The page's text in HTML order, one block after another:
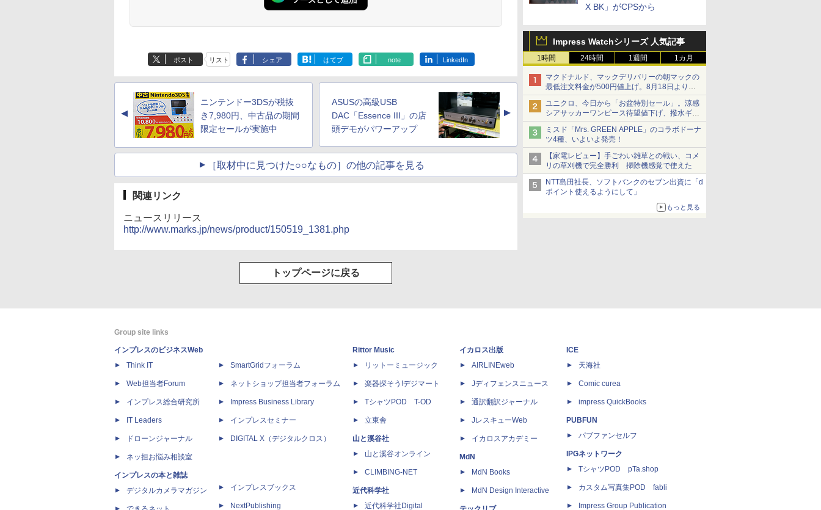
X BK」がCPSから
Impress Watchシリーズ 人気記事
1時間 24時間 1週間 1カ月
マクドナルド、マックデリバリーの朝マックの
最低注文料金が500円値上げ。8月18日より
1,500円から受付
ユニクロ、今日から「お盆特別セール」。涼感
シアサッカーワンピース待望値下げ、撥水ギア
ショーツは1990円に
ミスド「Mrs. GREEN APPLE」のコラボドーナ
ツ4種、いよいよ発売！
【家電レビュー】手ごわい雑草との戦い、コメ
リの草刈機で完全勝利 掃除機感覚で使えた
NTT島田社長、ソフトバンクのセブン出資に「d
ポイント使えるようにして」
もっと見る
ポスト リスト シェア はてブ note LinkedIn
▲
ニンテンドー3DSが税抜
き7,980円、中古品の期間
限定セールが実施中
ASUSの高級USB
DAC「Essence III」の店
頭デモがパワーアップ
▲
［取材中に見つけた○○なもの］の他の記事を見る
関連リンク
ニュースリリース
http://www.marks.jp/news/product/150519_1381.php
トップページに戻る
Group site links
インプレスのビジネスWeb
Think IT
Web担当者Forum
インプレス総合研究所
IT Leaders
ドローンジャーナル
ネッ担お悩み相談室
インプレスの本と雑誌
デジタルカメラマガジン
SmartGridフォーラム
ネットショップ担当者フォーラム
Impress Business Library
インプレスセミナー
DIGITAL X（デジタルクロス）
インプレスブックス
NextPublishing
Rittor Music
リットーミュージック
楽器探そう!デジマート
TシャツPOD T-OD
立東舎
山と溪谷社
山と溪谷オンライン
CLIMBING-NET
近代科学社
近代科学社Digital
イカロス出版
AIRLINEweb
Jディフェンスニュース
通訳翻訳ジャーナル
JレスキューWeb
イカロスアカデミー
MdN
MdN Books
MdN Design Interactive
ICE
天海社
Comic curea
impress QuickBooks
PUBFUN
パブファンセルフ
IPGネットワーク
TシャツPOD pTa.shop
カスタム写真集POD fabli
Impress Group Publication